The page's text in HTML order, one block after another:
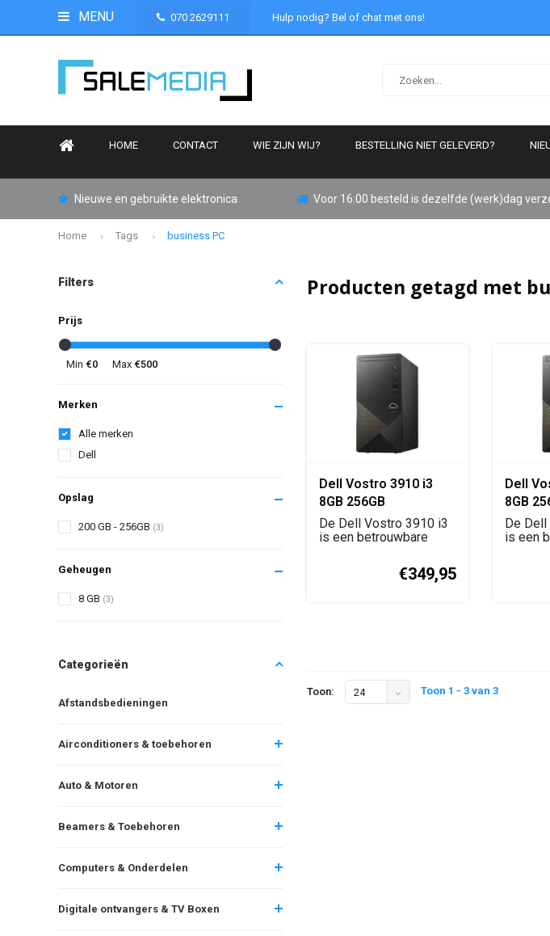
MENU 070 2629111 Hulp nodig? Bel of chat met ons!
HOME CONTACT WIE ZIJN WIJ? BESTELLING NIET GELEVERD?
Nieuwe en gebruikte elektronica Voor 16:00 besteld is dezelfde (werk)dag
Home Tags business PC
Filters
Prijs
Min €0 Max €500
Merken
Alle merken
Dell
Opslag
200 GB - 256GB (3)
Geheugen
8 GB (3)
Categorieën
Afstandsbedieningen
Airconditioners & toebehoren
Auto & Motoren
Beamers & Toebehoren
Computers & Onderdelen
Digitale ontvangers & TV Boxen
Producten getagd met
Dell Vostro 3910 i3
8GB 256GB
De Dell Vostro 3910 i3
is een betrouwbare
€349,95
Dell
8GB
De
is een
Toon: 24 Toon 1 - 3 van 3